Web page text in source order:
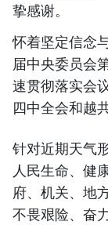
挚感谢。
怀着坚定信念
届中央委员会
速贯彻落实会
四中全会和越
针对近期天气
人民生命、健
府、机关、地
不畏艰险、奋